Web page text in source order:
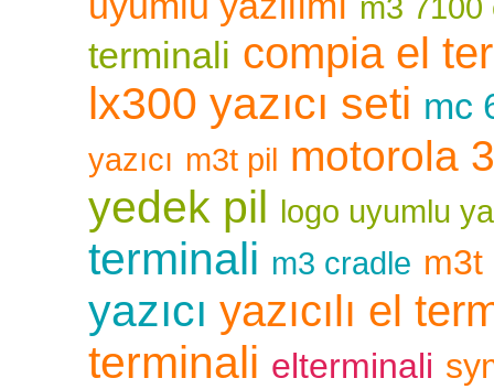
terminali compia el
lx300 yazıcı seti mc
yazıcı m3t pil motorola
yedek pil logo uyumlu
terminali m3 cradle m3t
yazıcı yazıcılı el
terminali elterminali